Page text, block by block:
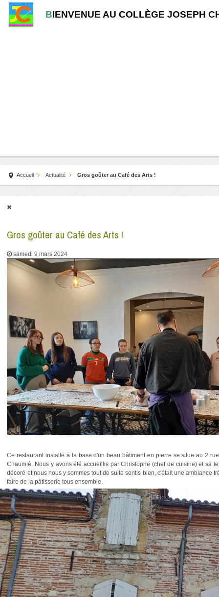
BIENVENUE AU COLLÈGE JOSEPH
Accueil Actualité Gros goûter au Café des Arts !
Gros goûter au Café des Arts !
samedi 9 mars 2024
Ce restaurant installé à la base d'un beau bâtiment en pierre se situe au 2
Chaumié. Nous y avons été accueillis par Christophe (chef de cuisine) et sa
décoré et nous nous y sommes tout de suite sentis bien, c'était une
faire de la pâtisserie tous ensemble.